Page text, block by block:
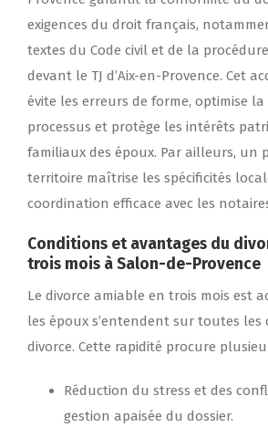
exigences du droit français,
textes du Code civil et de la
devant le TJ d’Aix-en-Provence. Cet
évite les erreurs de forme, optimise
processus et protège les intérêts
familiaux des époux. Par ailleurs, un
territoire maîtrise les spécificités
coordination efficace avec les
Conditions et avantages du
trois mois à Salon-de-Provence
Le divorce amiable en trois mois est
les époux s’entendent sur toutes les
divorce. Cette rapidité procure
Réduction du stress et des
gestion apaisée du dossier.